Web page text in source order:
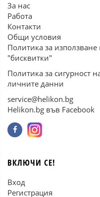
За нас
Работа
Контакти
Общи условия
Политика за използване
"бисквитки"
Политика за сигурност
личните данни
service@helikon.bg
Helikon.bg във Facebook
ВКЛЮЧИ СЕ!
Вход
Регистрация